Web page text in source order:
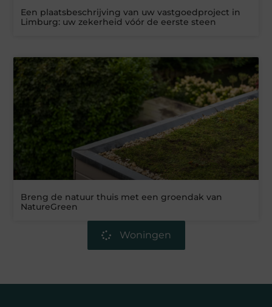
Een plaatsbeschrijving van uw vastgoedproject in
Limburg: uw zekerheid vóór de eerste steen
Breng de natuur thuis met een groendak van
NatureGreen
Woningen